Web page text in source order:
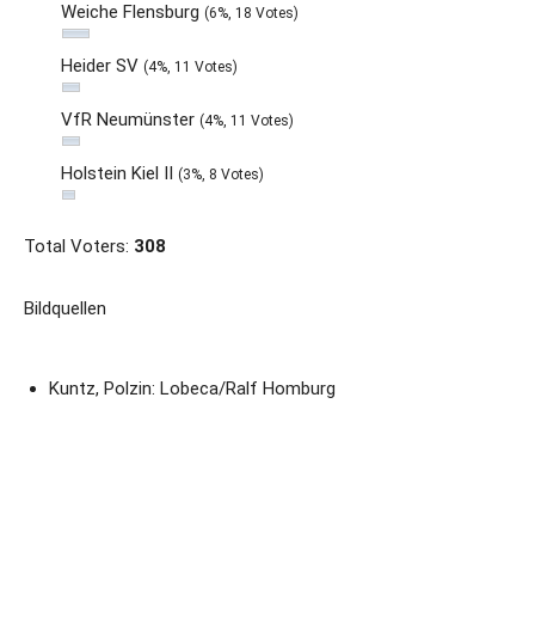
Weiche Flensburg (6%, 18 Votes)
Heider SV (4%, 11 Votes)
VfR Neumünster (4%, 11 Votes)
Holstein Kiel II (3%, 8 Votes)
Total Voters: 308
Bildquellen
Kuntz, Polzin: Lobeca/Ralf Homburg